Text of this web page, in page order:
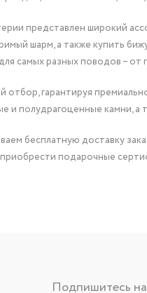
представлен широкий
шарм, а также купить
самых разных поводов –
гарантируя
и полудрагоценные камни,
бесплатную доставку
подарочные
Подпишитесь